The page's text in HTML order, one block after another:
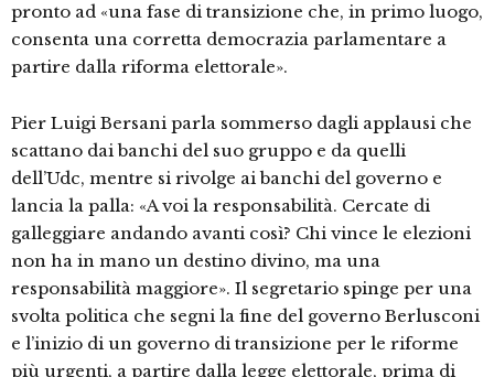
pronto ad «una fase di transizione che, in primo luogo,
consenta una corretta democrazia parlamentare a
partire dalla riforma elettorale».
Pier Luigi Bersani parla sommerso dagli applausi che
scattano dai banchi del suo gruppo e da quelli
dell’Udc, mentre si rivolge ai banchi del governo e
lancia la palla: «A voi la responsabilità. Cercate di
galleggiare andando avanti così? Chi vince le elezioni
non ha in mano un destino divino, ma una
responsabilità maggiore». Il segretario spinge per una
svolta politica che segni la fine del governo Berlusconi
e l’inizio di un governo di transizione per le riforme
più urgenti, a partire dalla legge elettorale, prima di